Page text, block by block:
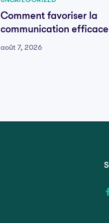
Comment favoriser la
communication
sein de votre équipe
août 7, 2026